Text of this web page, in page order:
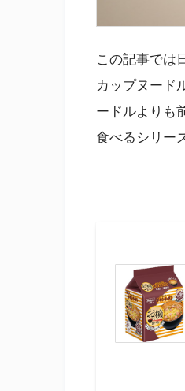
この記事では
カップヌード
ードルよりも
食べるシリー